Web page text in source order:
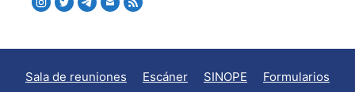
Sala de reuniones Escáner SINOPE Formularios